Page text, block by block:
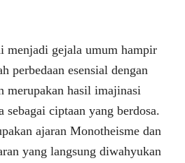
menjadi gejala umum hampir
perbedaan esensial dengan
merupakan hasil imajinasi
sebagai ciptaan yang berdosa.
ajaran Monotheisme dan
yang langsung diwahyukan